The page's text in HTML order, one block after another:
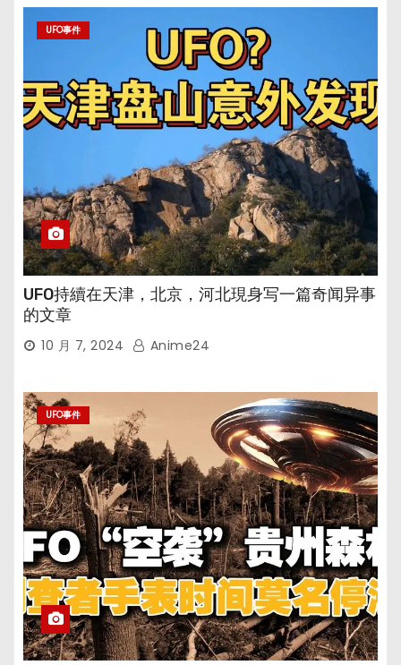
UFO事件
UFO持續在天津，北京，河北現身写一篇奇闻异事
的文章
10 月 7, 2024 Anime24
UFO事件